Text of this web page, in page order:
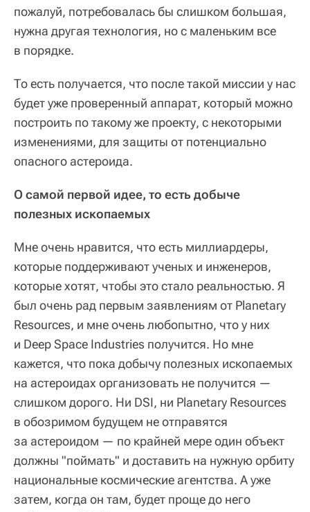
пожалуй, потребовалась бы слишком большая,
нужна другая технология, но с маленьким все
в порядке.
То есть получается, что после такой миссии у нас
будет уже проверенный аппарат, который можно
построить по такому же проекту, с некоторыми
изменениями, для защиты от потенциально
опасного астероида.
О самой первой идее, то есть добыче
полезных ископаемых
Мне очень нравится, что есть миллиардеры,
которые поддерживают ученых и инженеров,
которые хотят, чтобы это стало реальностью. Я
был очень рад первым заявлениям от Planetary
Resources, и мне очень любопытно, что у них
и Deep Space Industries получится. Но мне
кажется, что пока добычу полезных ископаемых
на астероидах организовать не получится —
слишком дорого. Ни DSI, ни Planetary Resources
в обозримом будущем не отправятся
за астероидом — по крайней мере один объект
должны "поймать" и доставить на нужную орбиту
национальные космические агентства. А уже
затем, когда он там, будет проще до него